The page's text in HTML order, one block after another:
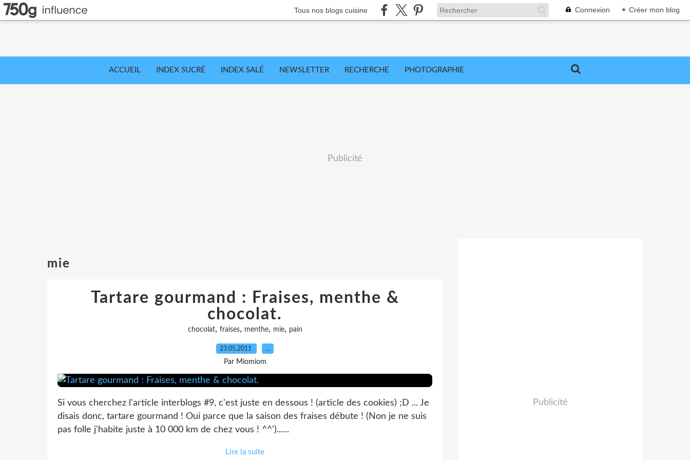
Tous nos blogs cuisine Connexion + Créer mon blog
ACCUEIL INDEX SUCRÉ INDEX SALÉ NEWSLETTER RECHERCHE PHOTOGRAPHIE
Publicité
mie
Tartare gourmand : Fraises, menthe &
chocolat.
chocolat, fraises, menthe, mie, pain
23.05.2011 …
Par Miomiom
Si vous cherchez l'article interblogs #9, c'est juste en dessous ! (article des cookies) ;D ... Je
disais donc, tartare gourmand ! Oui parce que la saison des fraises débute ! (Non je ne suis
pas folle j'habite juste à 10 000 km de chez vous ! ^^')......
Lire la suite
Publicité